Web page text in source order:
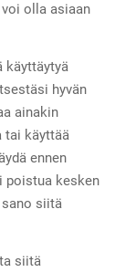
olla asiaan
käyttäytyä
hyvän
ainakin
tai käyttää
ennen
poistua kesken
siitä
siitä